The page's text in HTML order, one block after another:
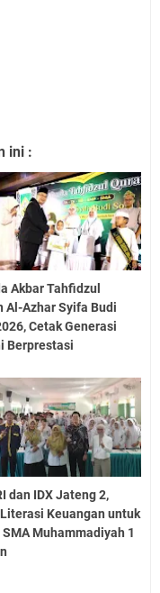
ini :
Akbar Tahfidzul
Al-Azhar Syifa Budi
Cetak Generasi
Berprestasi
dan IDX Jateng 2,
Keuangan untuk
Muhammadiyah 1